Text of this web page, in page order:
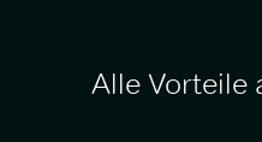
Alle Vorteile